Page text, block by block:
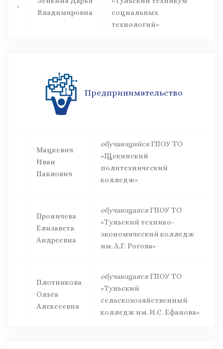
Владимировна
социальных
технологий»
Предпринимательство
Мацкевич
Иван
Павлович
обучающийсяГПОУ ТО
«Щекинский
политехнический
колледж»
Проничева
Елизавета
Андреевна
обучающаясяГПОУ ТО
«Тульский технико-
экономический колледж
им. А.Г. Рогова»
Плотникова
Ольга
Алексеевна
обучающаясяГПОУ ТО
«Тульский
сельскохозяйственный
колледж им. И.С. Ефанова»